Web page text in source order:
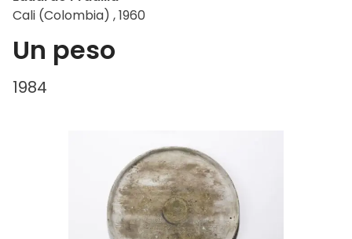
Cali (Colombia) , 1960
Un peso
1984